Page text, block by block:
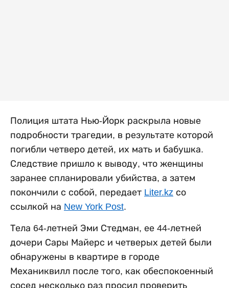
Полиция штата Нью-Йорк раскрыла новые
подробности трагедии, в результате которой
погибли четверо детей, их мать и бабушка.
Следствие пришло к выводу, что женщины
заранее спланировали убийства, а затем
покончили с собой, передает Liter.kz со
ссылкой на New York Post.
Тела 64-летней Эми Стедман, ее 44-летней
дочери Сары Майерс и четверых детей были
обнаружены в квартире в городе
Механиквилл после того, как обеспокоенный
сосед несколько раз просил проверить